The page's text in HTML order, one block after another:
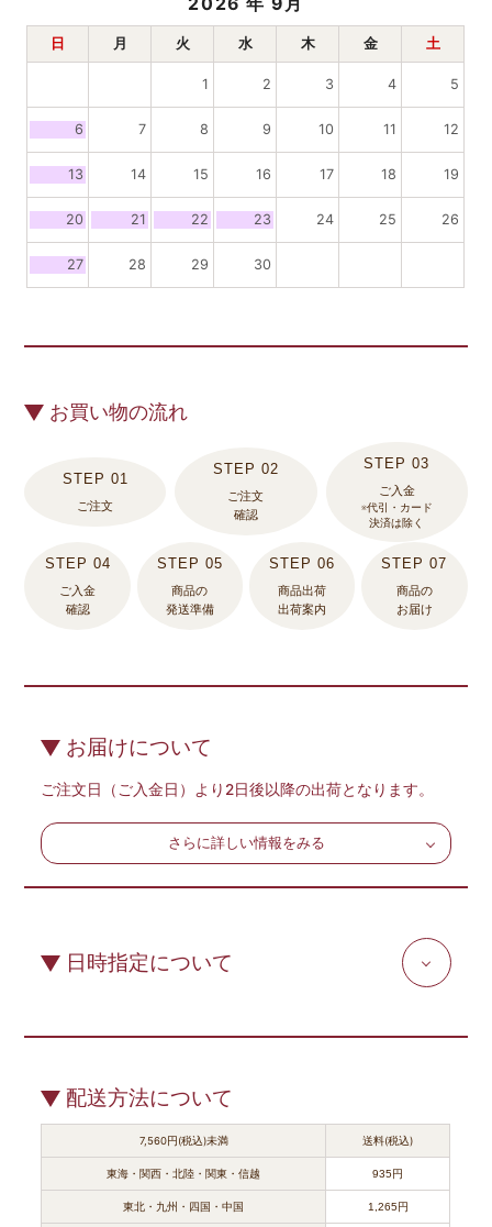
日 月 火 水 木 金 土
1 2 3 4 5
6 7 8 9 10 11 12
13 14 15 16 17 18 19
20 21 22 23 24 25 26
27 28 29 30
お買い物の流れ
ご注文
ご注文
確認
ご入金
※代引・カード
決済は除く
ご入金
確認
商品の
発送準備
商品出荷
出荷案内
商品の
お届け
お届けについて
ご注文日（ご入金日）より2日後以降の出荷となります。
さらに詳しい情報をみる
日時指定について
配送方法について
7,560円(税込)未満 送料(税込)
東海・関西・北陸・関東・信越 935円
東北・九州・四国・中国 1,265円